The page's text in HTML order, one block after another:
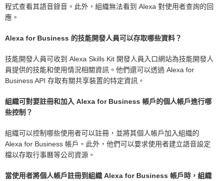
程式查看其語音錄音。此外，組織無法看到 Alexa 對使用者查詢的回
應。
Alexa for Business 的技能開發人員可以存取哪些資料？
技能開發人員可收到 Alexa Skills Kit 開發人員入口網站為技能開發人
員提供的技能和使用情況相關資訊。他們還可以透過 Alexa for
Business API 存取有關共享裝置的特定資訊。
組織可對要註冊和加入 Alexa for Business 帳戶的個人帳戶進行哪
些控制？
組織可以控制哪些使用者可以註冊，並將其個人帳戶加入組織的
Alexa for Business 帳戶。此外，他們可以要求使用者建立語音設定
檔以存取行事曆等公司資源。
當使用者將個人帳戶註冊到組織 Alexa for Business 帳戶時，組織